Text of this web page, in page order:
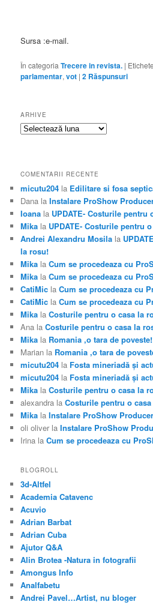
Sursa :e-mail.
În categoria Trecere in revista. | Etichete
parlamentar,vot |2 Răspunsuri
ARHIVE
Arhive
COMENTARII RECENTE
micutu204 la Edilitare si fosa
Dana laInstalare ProShow
Ioana la UPDATE- Costurile pentru
Mika la UPDATE- Costurile pentru
Andrei Alexandru Mosila la
la rosu!
Mika laCum se procedeaza cu
Mika laCum se procedeaza cu
CatiMic laCum se procedeaza cu
CatiMic laCum se procedeaza cu
Mika laCosturile pentru o casa la
Ana laCosturile pentru o casa la
Mika la Romania ,o tara de poveste!
Marian la Romania ,o tara de
micutu204 la Fosta mineriadă şi
micutu204 la Fosta mineriadă şi
Mika laCosturile pentru o casa la
alexandra laCosturile pentru o
Mika laInstalare ProShow
oli oliver laInstalare ProShow
Irina laCum se procedeaza cu
BLOGROLL
3d-Altfel
Academia Catavenc
Acuvio
Adrian Barbat
Adrian Cuba
Ajutor Q&A
Alin Brotea -Natura in fotografii
Amongus Info
Analfabetu
Andrei Pavel…Artist, nu bloger